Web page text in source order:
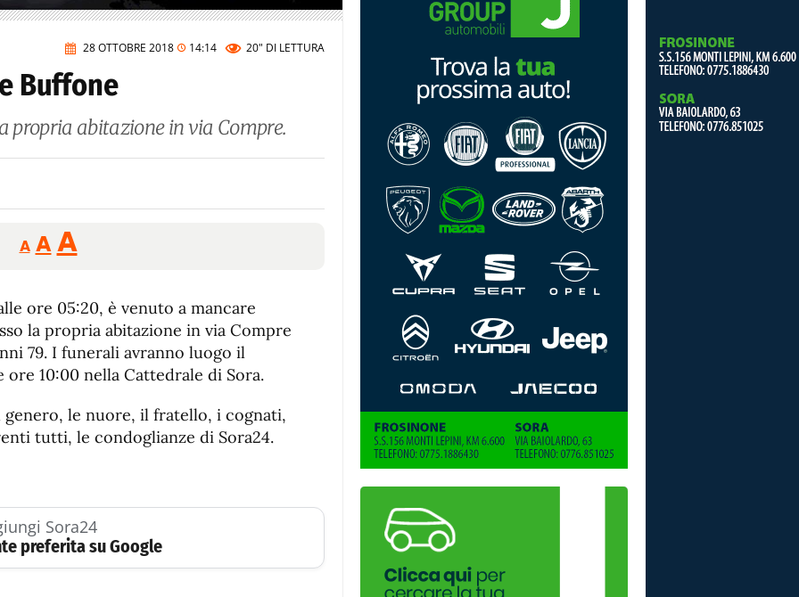
28 OTTOBRE 2018 14:14 20" DI LETTURA
Buffone
propria abitazione in via Compre.
A
Reducir
tamaño
A Restablecer
tamaño
de
fuente
AAumentar
de
fuente.
ore 05:20, è venuto a mancare
la propria abitazione in via Compre
79. I funerali avranno luogo il
10:00 nella Cattedrale di Sora.
le nuore, il fratello, i cognati,
tutti, le condoglianze di Sora24.
Sora24
preferita su Google